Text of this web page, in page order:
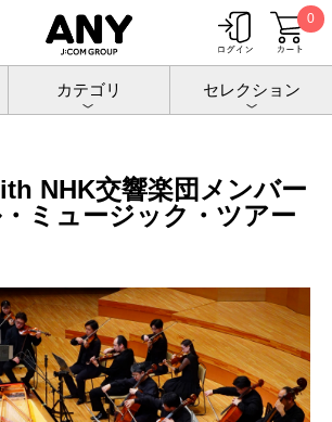
0
カテゴリ セレクション
ート 公演
団メンバー ～カラフル・ミュージック・ツアー～
NHK交響楽団メンバー
ミュージック・ツアー